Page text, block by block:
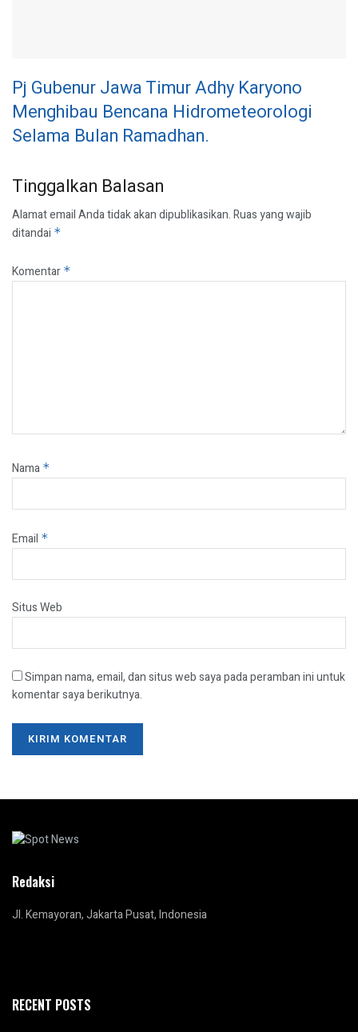
Pj Gubenur Jawa Timur Adhy Karyono
Menghibau Bencana Hidrometeorologi
Selama Bulan Ramadhan.
Tinggalkan Balasan
Alamat email Anda tidak akan dipublikasikan.Ruas yang wajib
ditandai *
Komentar *
Nama *
Email *
Situs Web
Simpan nama, email, dan situs web saya pada peramban ini untuk
komentar saya berikutnya.
Redaksi
Jl. Kemayoran, Jakarta Pusat, Indonesia
RECENT POSTS